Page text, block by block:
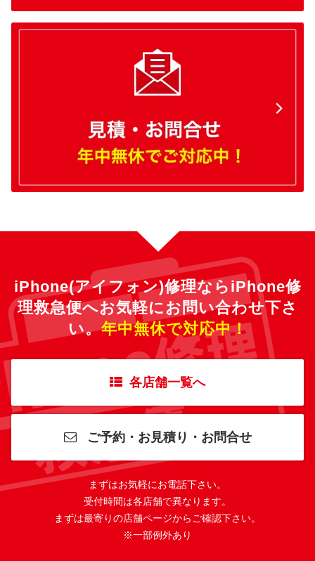
iPhone(アイフォン)修理ならiPhone修
理救急便へお気軽にお問い合わせ下さ
い。年中無休で対応中！
各店舗一覧へ
ご予約・お見積り・お問合せ
まずはお気軽にお電話下さい。
受付時間は各店舗で異なります。
まずは最寄りの店舗ページからご確認下さい。
※一部例外あり